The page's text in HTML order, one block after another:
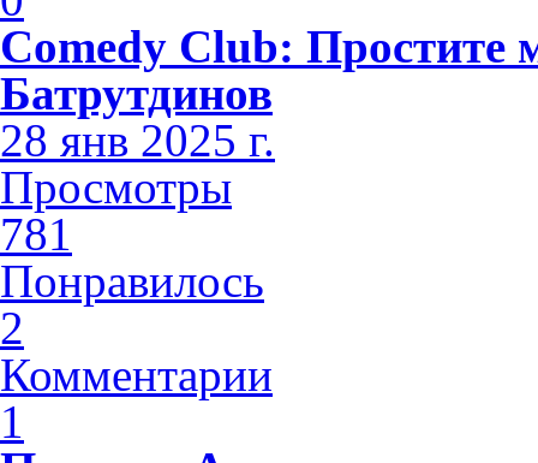
Comedy Club:
Батрутдинов
28 янв 2025 г.
Просмотры
781
Понравилось
2
Комментарии
1